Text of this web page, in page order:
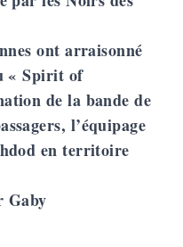
ont arraisonné
« Spirit of
de la bande de
l’équipage
en territoire
Gaby